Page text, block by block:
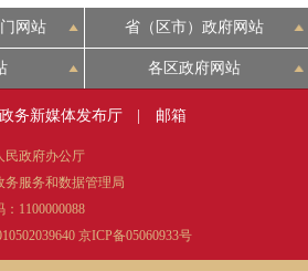
网站 省（区市）政府网站
各区政府网站
政务新媒体发布厅 邮箱
民政府办公厅
务服务和数据管理局
1100000088
京ICP备05060933号